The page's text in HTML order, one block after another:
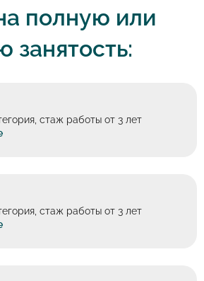
полную или
занятость:
стаж работы от 3 лет
стаж работы от 3 лет